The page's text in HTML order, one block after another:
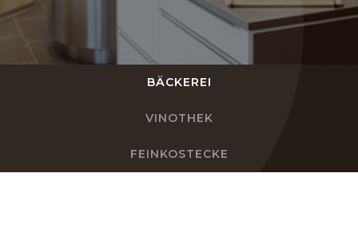
EN
BÄCKEREI
VINOTHEK
FEINKOSTECKE